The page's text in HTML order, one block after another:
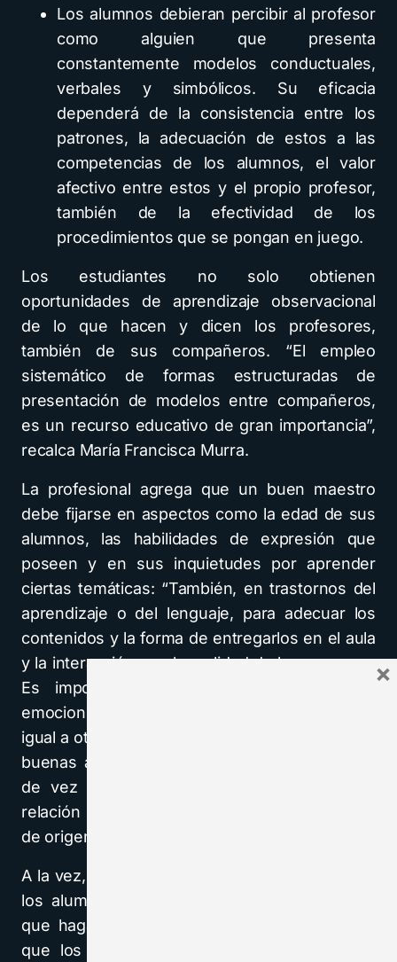
Los alumnos debieran percibir al profesor
como alguien que presenta
constantemente modelos conductuales,
verbales y simbólicos. Su eficacia
dependerá de la consistencia entre los
patrones, la adecuación de estos a las
competencias de los alumnos, el valor
afectivo entre estos y el propio profesor,
también de la efectividad de los
procedimientos que se pongan en juego.
Los estudiantes no solo obtienen
oportunidades de aprendizaje observacional
de lo que hacen y dicen los profesores,
también de sus compañeros. “El empleo
sistemático de formas estructuradas de
presentación de modelos entre compañeros,
es un recurso educativo de gran importancia”,
recalca María Francisca Murra.
La profesional agrega que un buen maestro
debe fijarse en aspectos como la edad de sus
alumnos, las habilidades de expresión que
poseen y en sus inquietudes por aprender
ciertas temáticas: “También, en trastornos del
aprendizaje o del lenguaje, para adecuar los
contenidos y la forma de entregarlos en el aula
y la interacción con la realidad de los menores.
Es importante que el docente hable de
emociones, comprenda que ningún alumno es
igual a otro, destaque por igual los errores y las
buenas actitudes, se salga de la planificación
de vez en cuando, y mantenga una buena
relación y contacto sistemático con la familia
de origen del menor.
A la vez, es necesario que el profesor anime a
los alumnos a que investiguen, por ejemplo,
que hagan ‘descubrimientos’ en sus casas y
que los compartan en clase. Por supuesto,
×